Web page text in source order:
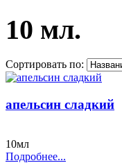
10 мл.
Сортировать по:
апельсин сладкий
10мл
Подробнее...